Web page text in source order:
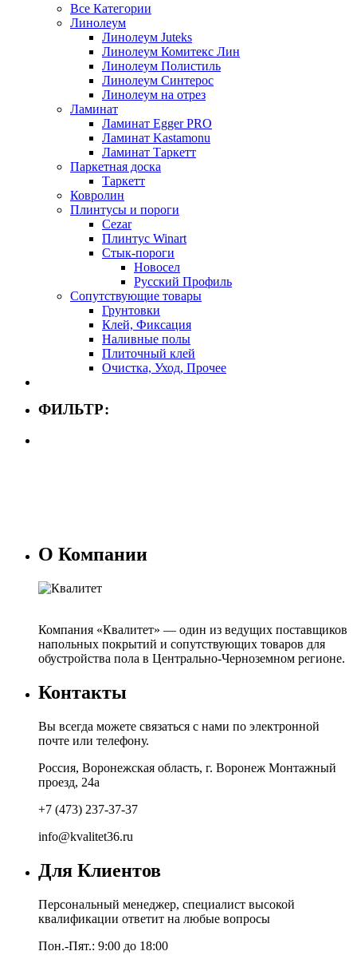
Все Категории
Линолеум
Линолеум Juteks
Линолеум Комитекс Лин
Линолеум Полистиль
Линолеум Синтерос
Линолеум на отрез
Ламинат
Ламинат Egger PRO
Ламинат Kastamonu
Ламинат Таркетт
Паркетная доска
Таркетт
Ковролин
Плинтусы и пороги
Cezar
Плинтус Winart
Стык-пороги
Новосел
Русский Профиль
Сопутствующие товары
Грунтовки
Клей, Фиксация
Наливные полы
Плиточный клей
Очистка, Уход, Прочее
ФИЛЬТР:
О Компании
Компания «Квалитет» — один из ведущих поставщиков
напольных покрытий и сопутствующих товаров для
обустройства пола в Центрально-Черноземном регионе.
Контакты
Вы всегда можете связаться с нами по электронной
почте или телефону.
Россия, Воронежская область, г. Воронеж Монтажный
проезд, 24а
+7 (473) 237-37-37
info@kvalitet36.ru
Для Клиентов
Персональный менеджер, специалист высокой
квалификации ответит на любые вопросы
Пон.-Пят.: 9:00 до 18:00